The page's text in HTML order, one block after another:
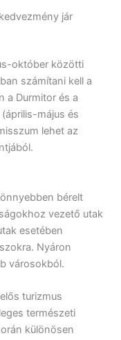
jár
október közötti
számítani kell a
a Durmitor és a
május és
lehet az
bérelt
vezető utak
esetében
Nyáron
városokból.
turizmus
természeti
különösen